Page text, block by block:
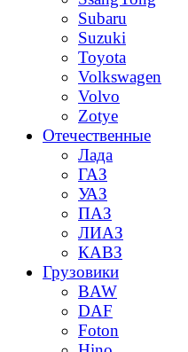
Subaru
Suzuki
Toyota
Volkswagen
Volvo
Zotye
Отечественные
Лада
ГАЗ
УАЗ
ПАЗ
ЛИАЗ
КАВЗ
Грузовики
BAW
DAF
Foton